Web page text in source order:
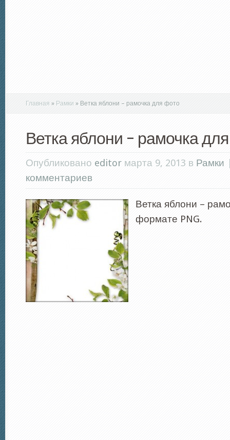
Главная » Рамки » Ветка яблони – рамочка для фото
Ветка яблони – рамочка
Опубликовано editor марта 9, 2013 в Рамки
комментариев
Ветка яблони –
формате PNG.